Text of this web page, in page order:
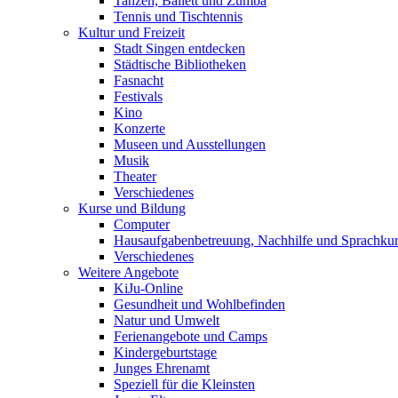
Tennis und Tischtennis
Kultur und Freizeit
Stadt Singen entdecken
Städtische Bibliotheken
Fasnacht
Festivals
Kino
Konzerte
Museen und Ausstellungen
Musik
Theater
Verschiedenes
Kurse und Bildung
Computer
Hausaufgabenbetreuung, Nachhilfe und
Verschiedenes
Weitere Angebote
KiJu-Online
Gesundheit und Wohlbefinden
Natur und Umwelt
Ferienangebote und Camps
Kindergeburtstage
Junges Ehrenamt
Speziell für die Kleinsten